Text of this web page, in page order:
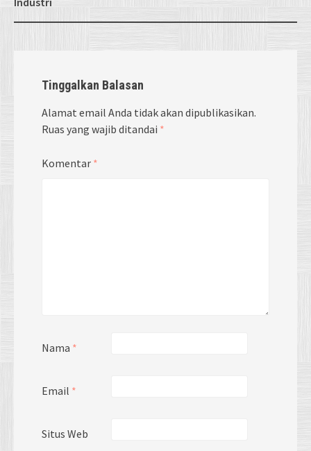
Tinggalkan Balasan
Alamat email Anda tidak akan dipublikasikan.
Ruas yang wajib ditandai *
Komentar *
Nama *
Email *
Situs Web